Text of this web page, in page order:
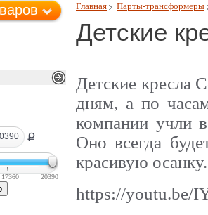
Главная Парты-трансформеры
Детские
Детские кресла
дням, а по
компании учли
Оно всегда
красивую осанку.
https://youtu.be/
Ք
17360 20390